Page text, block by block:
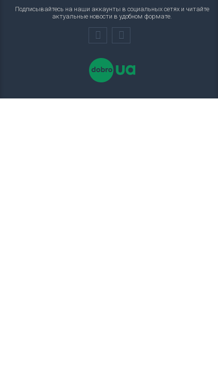
Подписывайтесь на наши аккаунты в социальных сетях и читайте
актуальные новости в удобном формате.